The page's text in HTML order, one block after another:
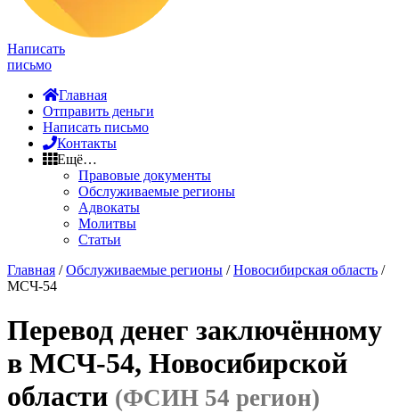
Написать
письмо
Главная
Отправить деньги
Написать письмо
Контакты
Ещё…
Правовые документы
Обслуживаемые регионы
Адвокаты
Молитвы
Статьи
Главная /Обслуживаемые регионы /Новосибирская область /
МСЧ-54
Перевод денег заключённому
в МСЧ-54, Новосибирской
области (ФСИН 54 регион)